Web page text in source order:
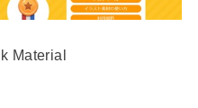
Material